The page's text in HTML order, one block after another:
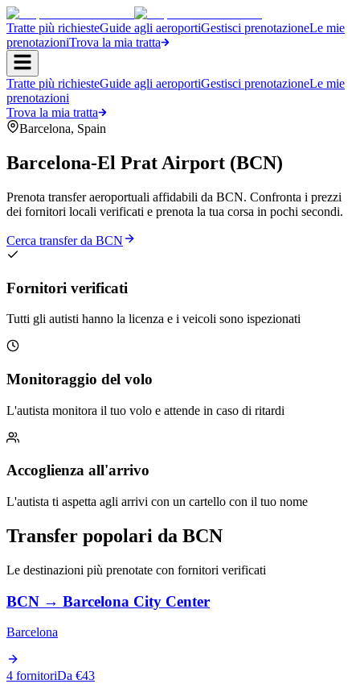
Tratte più richiesteGuide agli aeroportiGestisci prenotazioneLe mie
prenotazioniTrova la mia tratta
Tratte più richiesteGuide agli aeroportiGestisci prenotazioneLe mie
prenotazioni
Trova la mia tratta
Barcelona, Spain
Barcelona-El Prat Airport (BCN)
Prenota transfer aeroportuali affidabili da BCN. Confronta i prezzi
dei fornitori locali verificati e prenota la tua corsa in pochi secondi.
Cerca transfer da BCN
Fornitori verificati
Tutti gli autisti hanno la licenza e i veicoli sono ispezionati
Monitoraggio del volo
L'autista monitora il tuo volo e attende in caso di ritardi
Accoglienza all'arrivo
L'autista ti aspetta agli arrivi con un cartello con il tuo nome
Transfer popolari da BCN
Le destinazioni più prenotate con fornitori verificati
BCN → Barcelona City Center
Barcelona
4 fornitoriDa €43